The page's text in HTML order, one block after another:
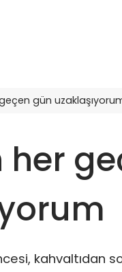
gün
her
kahvaltıdan